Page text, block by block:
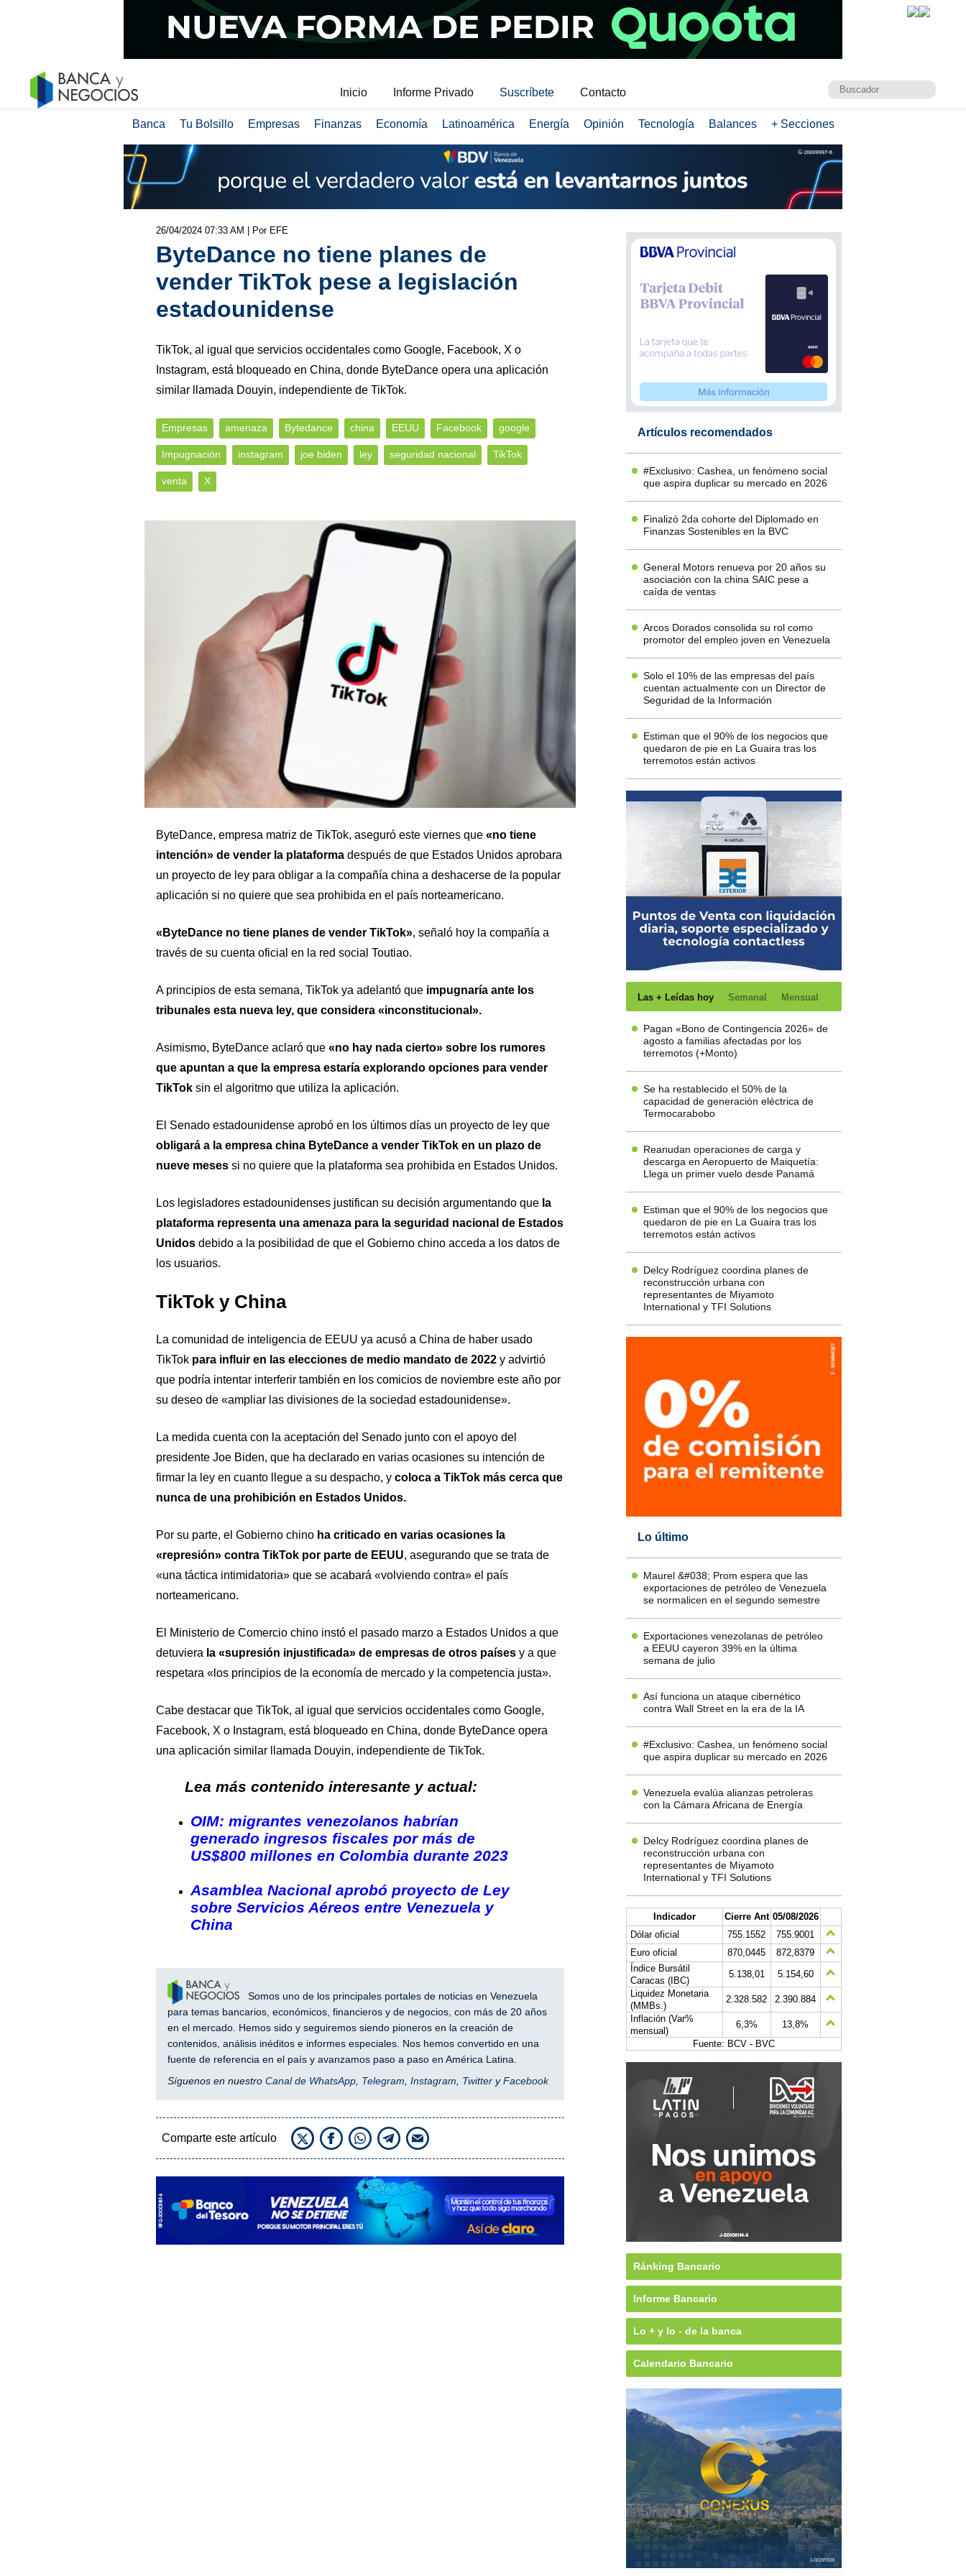
Inicio Informe Privado Suscríbete Contacto
Banca Tu Bolsillo Empresas Finanzas Economía Latinoamérica Energía Opinión Tecnología Balances + Secciones
26/04/2024 07:33 AM | Por EFE
ByteDance no tiene planes de
vender TikTok pese a legislación
estadounidense
TikTok, al igual que servicios occidentales como Google, Facebook, X o
Instagram, está bloqueado en China, donde ByteDance opera una aplicación
similar llamada Douyin, independiente de TikTok.
Empresas amenaza Bytedance china EEUU Facebook google
Impugnación instagram joe biden ley seguridad nacional TikTok
venta X
ByteDance, empresa matriz de TikTok, aseguró este viernes que«no tiene
intención» de vender la plataformadespués de que Estados Unidos aprobara
un proyecto de ley para obligar a la compañía china a deshacerse de la popular
aplicación si no quiere que sea prohibida en el país norteamericano.
«ByteDance no tiene planes de vender TikTok», señaló hoy la compañía a
través de su cuenta oficial en la red social Toutiao.
A principios de esta semana, TikTok ya adelantó que impugnaría ante los
tribunales esta nueva ley, que considera «inconstitucional».
Asimismo, ByteDance aclaró que «no hay nada cierto» sobre los rumores
que apuntan a que la empresa estaría explorando opciones para vender
TikToksin el algoritmo que utiliza la aplicación.
El Senado estadounidense aprobó en los últimos días un proyecto de ley que
obligará a la empresa china ByteDance a vender TikTok en un plazo de
nueve mesessi no quiere que la plataforma sea prohibida en Estados Unidos.
Los legisladores estadounidenses justifican su decisión argumentando que la
plataforma representa una amenaza para la seguridad nacional de Estados
Unidosdebido a la posibilidad de que el Gobierno chino acceda a los datos de
los usuarios.
TikTok y China
La comunidad de inteligencia de EEUU ya acusó a China de haber usado
TikTok para influir en las elecciones de medio mandato de 2022y advirtió
que podría intentar interferir también en los comicios de noviembre este año por
su deseo de «ampliar las divisiones de la sociedad estadounidense».
La medida cuenta con la aceptación del Senado junto con el apoyo del
presidente Joe Biden, que ha declarado en varias ocasiones su intención de
firmar la ley en cuanto llegue a su despacho, y coloca a TikTok más cerca que
nunca de una prohibición en Estados Unidos.
Por su parte, el Gobierno chino ha criticado en varias ocasiones la
«represión» contra TikTok por parte de EEUU, asegurando que se trata de
«una táctica intimidatoria» que se acabará «volviendo contra» el país
norteamericano.
El Ministerio de Comercio chino instó el pasado marzo a Estados Unidos a que
detuviera la «supresión injustificada» de empresas de otros paísesy a que
respetara «los principios de la economía de mercado y la competencia justa».
Cabe destacar que TikTok, al igual que servicios occidentales como Google,
Facebook, X o Instagram, está bloqueado en China, donde ByteDance opera
una aplicación similar llamada Douyin, independiente de TikTok.
Lea más contenido interesante y actual:
OIM: migrantes venezolanos habrían
generado ingresos fiscales por más de
US$800 millones en Colombia durante 2023
Asamblea Nacional aprobó proyecto de Ley
sobre Servicios Aéreos entre Venezuela y
China
Somos uno de los principales portales de noticias en Venezuela
para temas bancarios, económicos, financieros y de negocios, con más de 20 años
en el mercado. Hemos sido y seguiremos siendo pioneros en la creación de
contenidos, análisis inéditos e informes especiales. Nos hemos convertido en una
fuente de referencia en el país y avanzamos paso a paso en América Latina.
Síguenos en nuestro Canal de WhatsApp, Telegram, Instagram, TwitteryFacebook
Comparte este artículo
Artículos recomendados
#Exclusivo: Cashea, un fenómeno social
que aspira duplicar su mercado en 2026
Finalizó 2da cohorte del Diplomado en
Finanzas Sostenibles en la BVC
General Motors renueva por 20 años su
asociación con la china SAIC pese a
caída de ventas
Arcos Dorados consolida su rol como
promotor del empleo joven en Venezuela
Solo el 10% de las empresas del país
cuentan actualmente con un Director de
Seguridad de la Información
Estiman que el 90% de los negocios que
quedaron de pie en La Guaira tras los
terremotos están activos
Las + Leídas hoy Semanal Mensual
Pagan «Bono de Contingencia 2026» de
agosto a familias afectadas por los
terremotos (+Monto)
Se ha restablecido el 50% de la
capacidad de generación eléctrica de
Termocarabobo
Reanudan operaciones de carga y
descarga en Aeropuerto de Maiquetía:
Llega un primer vuelo desde Panamá
Estiman que el 90% de los negocios que
quedaron de pie en La Guaira tras los
terremotos están activos
Delcy Rodríguez coordina planes de
reconstrucción urbana con
representantes de Miyamoto
International y TFI Solutions
Lo último
Maurel &#038; Prom espera que las
exportaciones de petróleo de Venezuela
se normalicen en el segundo semestre
Exportaciones venezolanas de petróleo
a EEUU cayeron 39% en la última
semana de julio
Así funciona un ataque cibernético
contra Wall Street en la era de la IA
#Exclusivo: Cashea, un fenómeno social
que aspira duplicar su mercado en 2026
Venezuela evalúa alianzas petroleras
con la Cámara Africana de Energía
Delcy Rodríguez coordina planes de
reconstrucción urbana con
representantes de Miyamoto
International y TFI Solutions
Indicador Cierre Ant 05/08/2026
Dólar oficial
755.1552
755.9001
Euro oficial
870,0445
872,8379
Índice Bursátil
Caracas (IBC)
5.138,01
5.154,60
Liquidez Monetaria
(MMBs.)
2.328.582
2.390.884
Inflación (Var%
mensual)
6,3%
13,8%
Fuente: BCV - BVC
Ránking Bancario
Informe Bancario
Lo + y lo - de la banca
Calendario Bancario